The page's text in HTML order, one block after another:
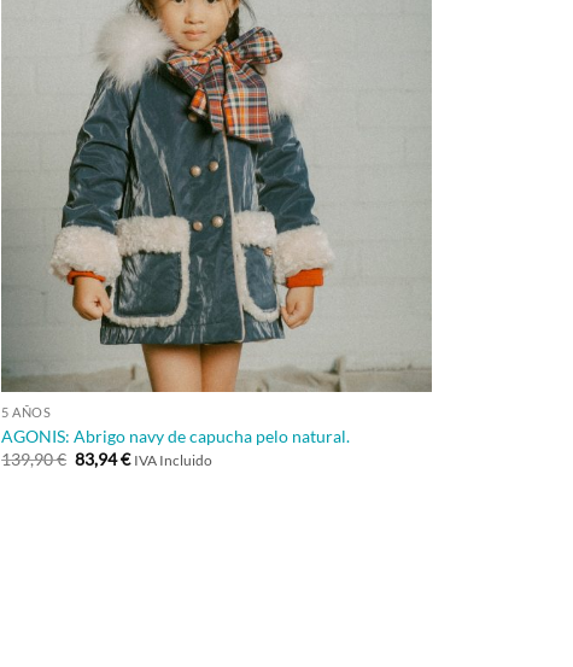
5 AÑOS
AGONIS: Abrigo navy de capucha pelo natural.
139,90€ El
precio
83,94€ElIVA Incluido